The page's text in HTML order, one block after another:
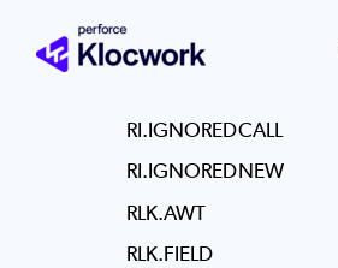
REDUN.NULL
RI.IGNOREDCALL
RI.IGNOREDNEW
RLK.AWT
RLK.FIELD